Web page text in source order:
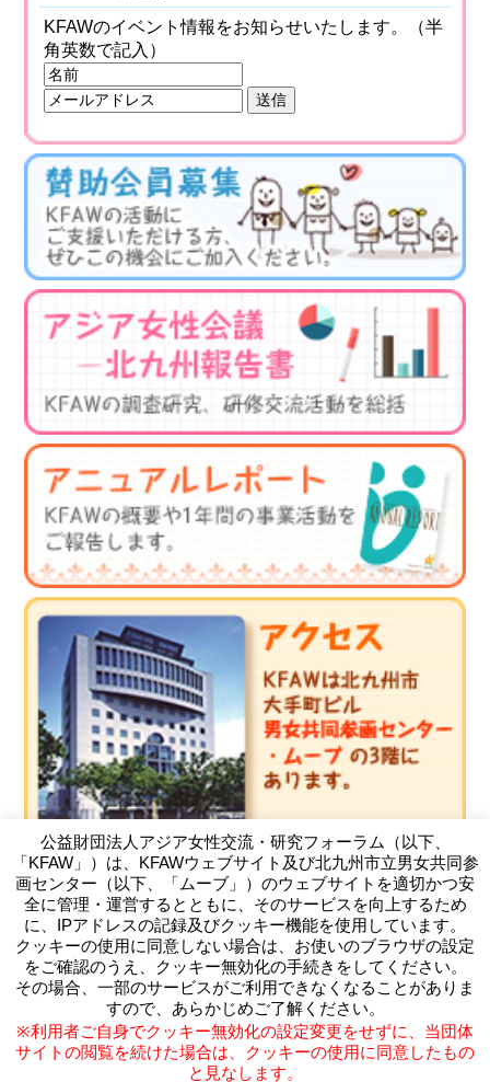
KFAWのイベント情報をお知らせいたします。（半
角英数で記入）
（公財）アジア女性交流・研究フォーラム
Kitakyushu Forum on Asian Women
〒803-0814 北九州市小倉北区大手町11-4北九州市大手町ビ
ル3F
TEL093-583-3434 FAX093-583-5195
公益財団法人アジア女性交流・研究フォーラム（以下、
「KFAW」）は、KFAWウェブサイト及び北九州市立男女共同参
画センター（以下、「ムーブ」）のウェブサイトを適切かつ安
全に管理・運営するとともに、そのサービスを向上するため
に、IPアドレスの記録及びクッキー機能を使用しています。
クッキーの使用に同意しない場合は、お使いのブラウザの設定
をご確認のうえ、クッキー無効化の手続きをしてください。
その場合、一部のサービスがご利用できなくなることがありま
すので、あらかじめご了解ください。
※利用者ご自身でクッキー無効化の設定変更をせずに、当団体
サイトの閲覧を続けた場合は、クッキーの使用に同意したもの
と見なします。